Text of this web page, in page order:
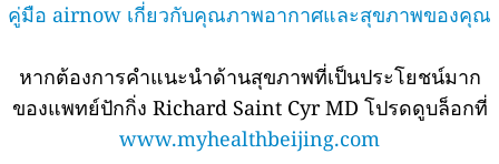
คู่มือ airnow เกี่ยวกับคุณภาพอากาศและสุขภาพของคุณ
หากต้องการคำแนะนำด้านสุขภาพที่เป็นประโยชน์มาก
ของแพทย์ปักกิ่ง Richard Saint Cyr MD โปรดดูบล็อกที่
www.myhealthbeijing.com